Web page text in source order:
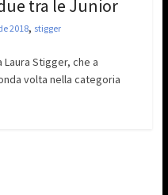
tra le Junior
2018, stigger
Stigger, che a
volta nella categoria